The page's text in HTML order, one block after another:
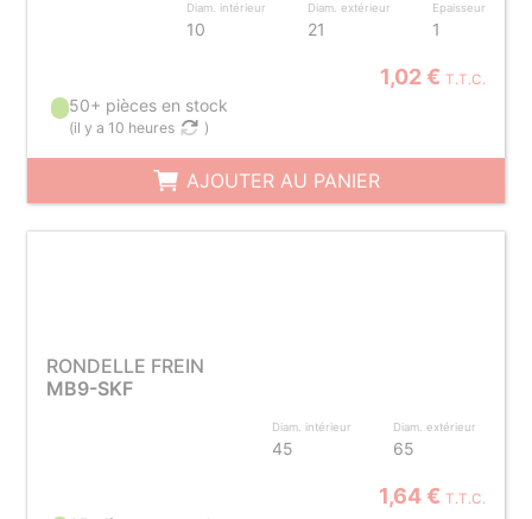
Diam. intérieur
10
Diam. extérieur
21
Epaisseur
1
1,02 € T.T.C.
50+ pièces en stock
(il y a 10 heures )
AJOUTER AU PANIER
RONDELLE FREIN
MB9-SKF
Diam. intérieur
45
Diam. extérieur
65
1,64 € T.T.C.